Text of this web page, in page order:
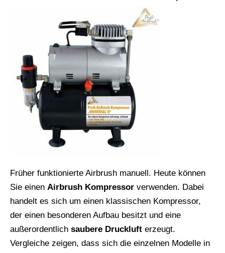
Früher funktionierte Airbrush manuell. Heute können
Sie einen Airbrush Kompressor verwenden. Dabei
handelt es sich um einen klassischen Kompressor,
der einen besonderen Aufbau besitzt und eine
außerordentlich saubere Druckluft erzeugt.
Vergleiche zeigen, dass sich die einzelnen Modelle in